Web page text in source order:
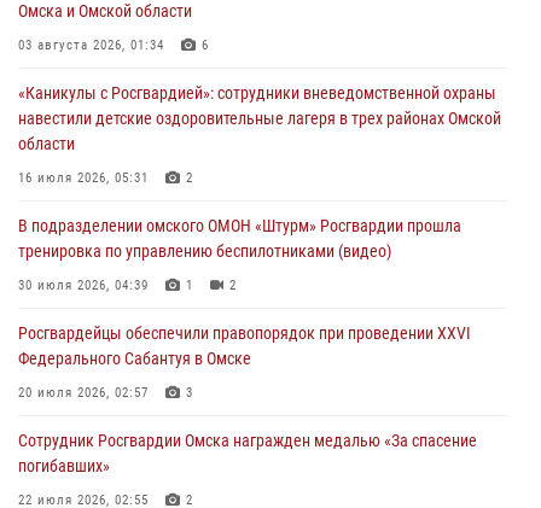
Росгвардейцы приняли участие в крестном ходе в День крещения
Руси в Омске
При содействии спецназа Росгвардии пресечены нарушения
миграционного законодательства в Омске (видео)
27 июля 2026, 07:54
Росгвардия обеспечила правопорядок на концерте группы IOWA в
Омске
27 июля 2026, 01:42
Омска и Омской области
03 августа 2026, 01:34 6
«Каникулы с Росгвардией»: сотрудники вневедомственной охраны
навестили детские оздоровительные лагеря в трех районах Омской
области
16 июля 2026, 05:31 2
В подразделении омского ОМОН «Штурм» Росгвардии прошла
тренировка по управлению беспилотниками (видео)
30 июля 2026, 04:39 1 2
Росгвардейцы обеcпечили правопорядок при проведении XXVI
Федерального Сабантуя в Омске
20 июля 2026, 02:57 3
Сотрудник Росгвардии Омска награжден медалью «За спасение
погибавших»
22 июля 2026, 02:55 2